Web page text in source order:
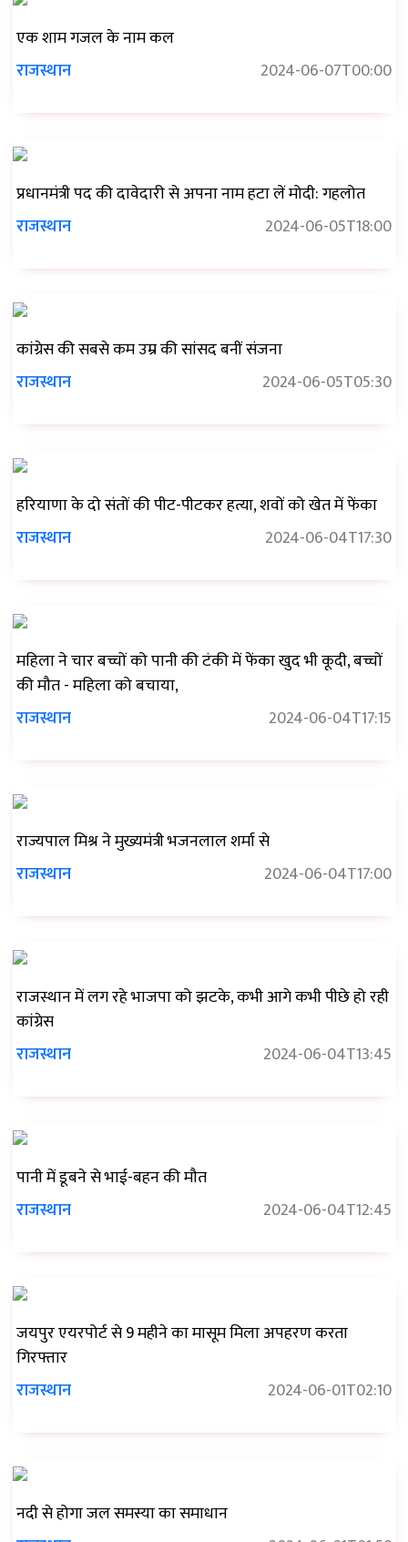
एक शाम गजल के नाम कल
राजस्थान
2024-06-07T00:00
प्रधानमंत्री पद की दावेदारी से अपना नाम हटा लें मोदी: गहलोत
राजस्थान
2024-06-05T18:00
कांग्रेस की सबसे कम उम्र की सांसद बनीं संजना
राजस्थान
2024-06-05T05:30
हरियाणा के दो संतों की पीट-पीटकर हत्या, शवों को खेत में फेंका
राजस्थान
2024-06-04T17:30
महिला ने चार बच्चों को पानी की टंकी में फेंका खुद भी कूदी, बच्चों
की मौत - महिला को बचाया,
राजस्थान
2024-06-04T17:15
राज्यपाल मिश्र ने मुख्यमंत्री भजनलाल शर्मा से
राजस्थान
2024-06-04T17:00
राजस्थान में लग रहे भाजपा को झटके, कभी आगे कभी पीछे हो रही
कांग्रेस
राजस्थान
2024-06-04T13:45
पानी में डूबने से भाई-बहन की मौत
राजस्थान
2024-06-04T12:45
जयपुर एयरपोर्ट से 9 महीने का मासूम मिला अपहरण करता
गिरफ्तार
राजस्थान
2024-06-01T02:10
नदी से होगा जल समस्या का समाधान